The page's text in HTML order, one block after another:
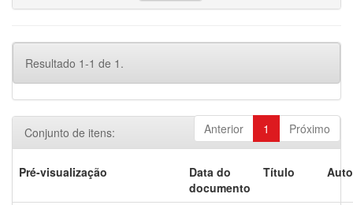
Resultado 1-1 de 1.
Anterior 1 Próximo
Conjunto de itens:
Pré-visualização
Data do
documento
Título